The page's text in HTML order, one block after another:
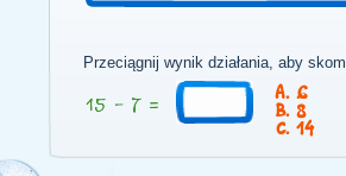
Przeciągnij wynik działania, aby
6
8
14